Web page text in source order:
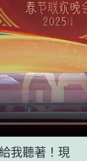
我聽著！現